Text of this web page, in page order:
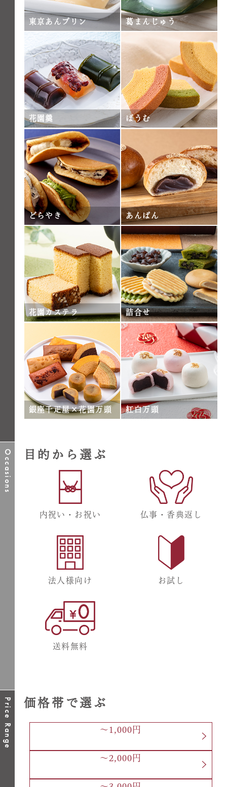
東京あんプリン 葛まんじゅう
花園羹 ばうむ
どらやき あんぱん
花園カステラ 詰合せ
銀座千疋屋×花園万頭 紅白万頭
Occasions 目的から選ぶ
内祝い・お祝い 仏事・香典返し
法人様向け お試し
送料無料
Price Range 価格帯で選ぶ
～1,000円
～2,000円